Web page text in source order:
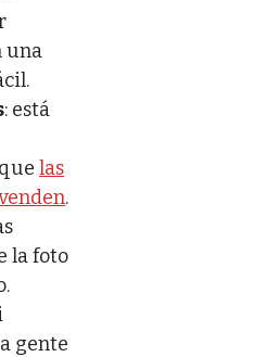
una
: está
las
.
la foto
gente